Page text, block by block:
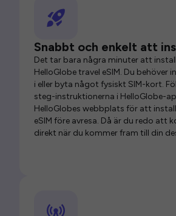
Snabbt och enkelt att
Det tar bara några minuter att
HelloGlobe travel eSIM. Du behöver
i eller byta något fysiskt SIM-kort.
steg-instruktionerna i HelloGlobe-
HelloGlobes webbplats för att
eSIM före avresa. Då är du redo att
direkt när du kommer fram till din